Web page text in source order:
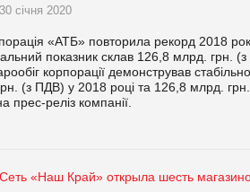
30 січня 2020
«АТБ» повторила рекорд 2018
показник склав 126,8 млрд. грн.
корпорації демонстрував
(з ПДВ) у 2018 році та 126,8 млрд.
реліз компанії.
Сеть «Наш Край» открыла шесть